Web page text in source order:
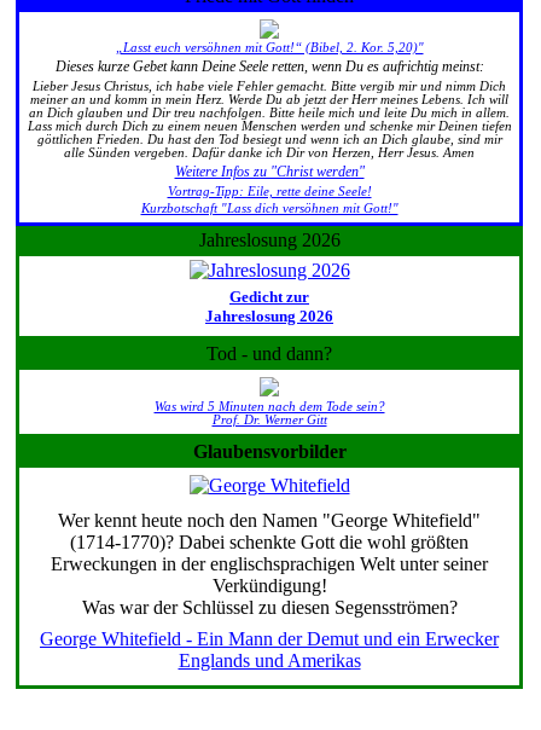
„Lasst euch versöhnen mit Gott!“ (Bibel, 2. Kor. 5,20)"
Dieses kurze Gebet kann Deine Seele retten, wenn Du es aufrichtig meinst:
Lieber Jesus Christus, ich habe viele Fehler gemacht. Bitte vergib mir und nimm Dich
meiner an und komm in mein Herz. Werde Du ab jetzt der Herr meines Lebens. Ich will
an Dich glauben und Dir treu nachfolgen. Bitte heile mich und leite Du mich in allem.
Lass mich durch Dich zu einem neuen Menschen werden und schenke mir Deinen tiefen
göttlichen Frieden. Du hast den Tod besiegt und wenn ich an Dich glaube, sind mir
alle Sünden vergeben. Dafür danke ich Dir von Herzen, Herr Jesus. Amen
Weitere Infos zu "Christ werden"
Vortrag-Tipp: Eile, rette deine Seele!
Kurzbotschaft "Lass dich versöhnen mit Gott!"
Jahreslosung 2026
Gedicht zur
Jahreslosung 2026
Tod - und dann?
Was wird 5 Minuten nach dem Tode sein?
Prof. Dr. Werner Gitt
Glaubensvorbilder
Wer kennt heute noch den Namen "George Whitefield"
(1714-1770)? Dabei schenkte Gott die wohl größten
Erweckungen in der englischsprachigen Welt unter seiner
Verkündigung!
Was war der Schlüssel zu diesen Segensströmen?
George Whitefield - Ein Mann der Demut und ein Erwecker
Englands und Amerikas